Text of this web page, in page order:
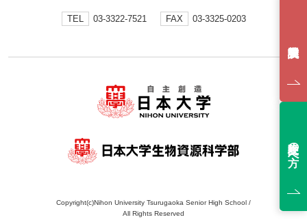
受験生の方へ
TEL 03-3322-7521 FAX 03-3325-0203
Copyright(c)Nihon University Tsurugaoka Senior High School /
All Rights Reserved